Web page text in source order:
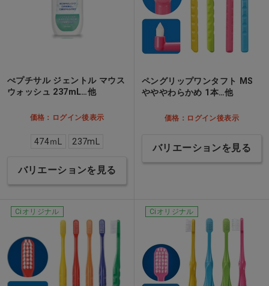
ぺプチサル ジェントル マウス
ウォッシュ 237mL…他
価格：ログイン後表示
474ｍL 237mL
バリエーションを見る
ペングリップワンタフト MS
やややわらかめ 1本…他
価格：ログイン後表示
バリエーションを見る
Ciオリジナル Ciオリジナル